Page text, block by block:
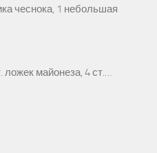
чеснока, 1 небольшая
ложек майонеза, 4 ст.…